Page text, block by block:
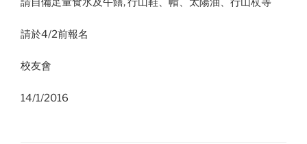
請於4/2前報名
校友會
14/1/2016